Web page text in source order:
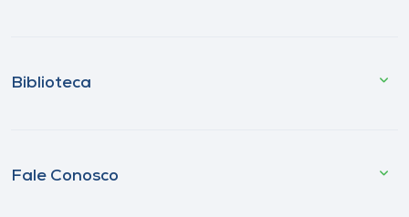
Biblioteca
Fale Conosco